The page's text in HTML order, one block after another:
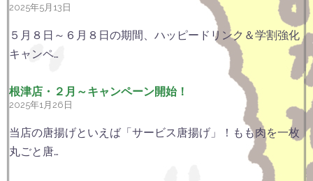
2025年5月13日
５月８日～６月８日の期間、ハッピードリンク＆学割強化
キャンペ…
根津店・２月～キャンペーン開始！
2025年1月26日
当店の唐揚げといえば「サービス唐揚げ」！もも肉を一枚
丸ごと唐…